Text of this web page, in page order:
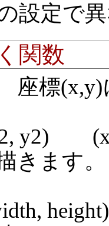
設定で
関数
標(x,y)
y2)
きます。